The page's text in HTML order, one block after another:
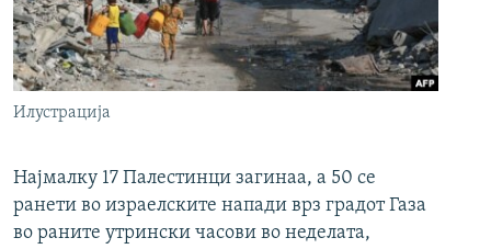
РСЕ веб страници
Илустрација
Најмалку 17 Палестинци загинаа, а 50 се
ранети во израелските напади врз градот Газа
во раните утрински часови во неделата,